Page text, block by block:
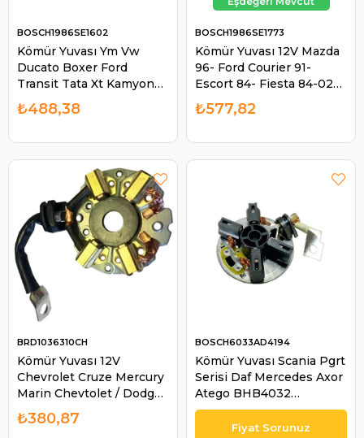
Kömür Yuvası Ym Vw
Ducato Boxer Ford
Transit Tata Xt Kamyonet
1004336653 | BOSCH
1986SE1602
BOSCH1986SE1602
₺488,38
Kömür Yuvası 12V Mazda
96- Ford Courier 91-
Escort 84- Fiesta 84-02
Orion 84-93 | BOSCH
1986SE1773
BOSCH1986SE1773
₺577,82
Kömür Yuvası 12V
Chevrolet Cruze Mercury
Marin Chevtolet / Dodge /
Mercurymarın Volvo
Penta (Pg 260l Serisi) |
BRD1036310CH
₺380,87
Kömür Yuvası Scania Pgrt
Serisi Daf Mercedes Axor
Atego BHB4032
6033AD4194 Mercedes
Actros Man Tga Daf Xf Cf
BOSCH6033AD4194